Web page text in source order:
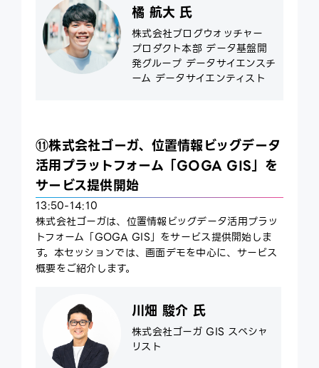
橘 航大 氏
株式会社ブログウォッチャー
プロダクト本部 データ基盤開
発グループ データサイエンスチ
ーム データサイエンティスト
⑪株式会社ゴーガ、位置情報ビッグデータ
活用プラットフォーム「GOGA GIS」を
サービス提供開始
13:50-14:10
株式会社ゴーガは、位置情報ビッグデータ活用プラッ
トフォーム「GOGA GIS」をサービス提供開始しま
す。本セッションでは、画面デモを中心に、サービス
概要をご紹介します。
川畑 駿介 氏
株式会社ゴーガ GIS スペシャ
リスト